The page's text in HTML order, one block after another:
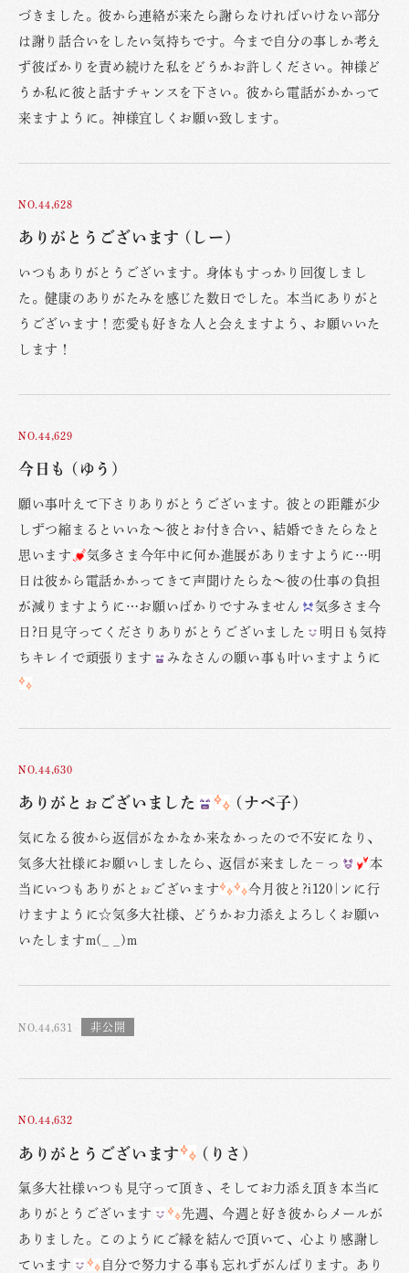
づきました。彼から連絡が来たら謝らなければいけない部分
は謝り話合いをしたい気持ちです。今まで自分の事しか考え
ず彼ばかりを責め続けた私をどうかお許しください。神様ど
うか私に彼と話すチャンスを下さい。彼から電話がかかって
来ますように。神様宜しくお願い致します。
NO.44,628
ありがとうございます (しー)
いつもありがとうございます。身体もすっかり回復しまし
た。健康のありがたみを感じた数日でした。本当にありがと
うございます！恋愛も好きな人と会えますよう、お願いいた
します！
NO.44,629
今日も (ゆう)
願い事叶えて下さりありがとうございます。彼との距離が少
しずつ縮まるといいな〜彼とお付き合い、結婚できたらなと
思います
気多さま今年中に何か進展がありますように…明
日は彼から電話かかってきて声聞けたらな〜彼の仕事の負担
が減りますように…お願いばかりですみません
気多さま今
日?日見守ってくださりありがとうございました
明日も気持
ちキレイで頑張ります
みなさんの願い事も叶いますように
NO.44,630
ありがとぉございました (ナベ子)
気になる彼から返信がなかなか来なかったので不安になり、
気多大社様にお願いしましたら、返信が来ました−っ
本
当にいつもありがとぉございます
今月彼と?i120|ンに行
けますように☆気多大社様、どうかお力添えよろしくお願い
いたしますm(_ _)m
NO.44,631
NO.44,632
ありがとうございます (りさ)
氣多大社様いつも見守って頂き、そしてお力添え頂き本当に
ありがとうございます
先週、今週と好き彼からメールが
ありました。このようにご縁を結んで頂いて、心より感謝し
ています
自分で努力する事も忘れずがんばります。あり